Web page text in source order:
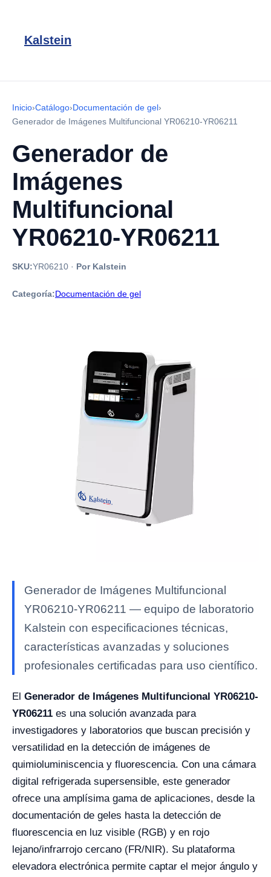
Kalstein
Inicio›Catálogo›Documentación de gel›
Generador de Imágenes Multifuncional YR06210-YR06211
Generador de
Imágenes
Multifuncional
YR06210-YR06211
SKU:YR06210 · Por Kalstein
Categoría:Documentación de gel
Generador de Imágenes Multifuncional
YR06210-YR06211 — equipo de laboratorio
Kalstein con especificaciones técnicas,
características avanzadas y soluciones
profesionales certificadas para uso científico.
El Generador de Imágenes Multifuncional YR06210-
YR06211 es una solución avanzada para
investigadores y laboratorios que buscan precisión y
versatilidad en la detección de imágenes de
quimioluminiscencia y fluorescencia. Con una cámara
digital refrigerada supersensible, este generador
ofrece una amplísima gama de aplicaciones, desde la
documentación de geles hasta la detección de
fluorescencia en luz visible (RGB) y en rojo
lejano/infrarrojo cercano (FR/NIR). Su plataforma
elevadora electrónica permite captar el mejor ángulo y